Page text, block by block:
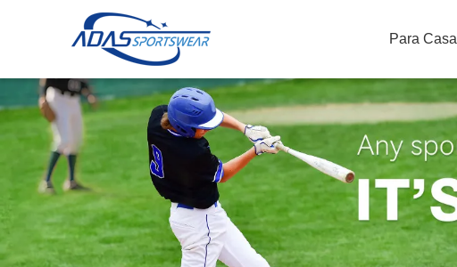
Para Casa